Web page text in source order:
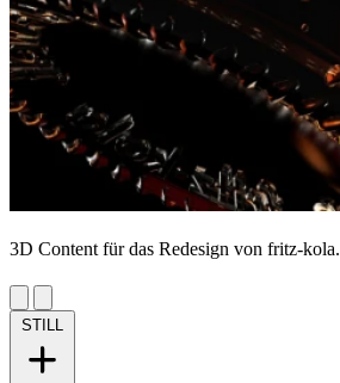
3D Content für das Redesign von fritz-kola.
STILL